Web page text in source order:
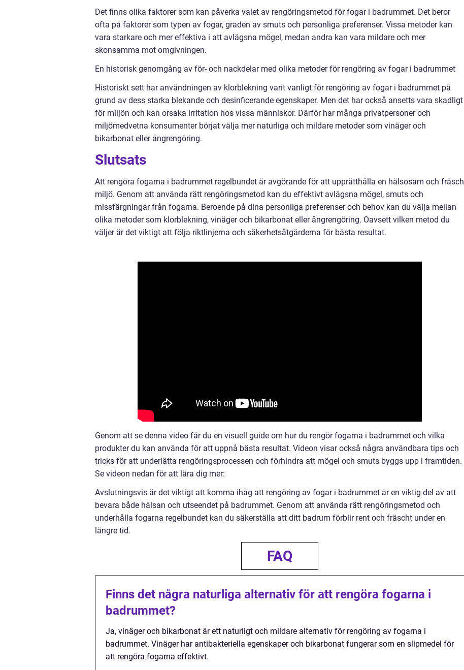
Det finns olika faktorer som kan påverka valet av rengöringsmetod för fogar i badrummet. Det beror
ofta på faktorer som typen av fogar, graden av smuts och personliga preferenser. Vissa metoder kan
vara starkare och mer effektiva i att avlägsna mögel, medan andra kan vara mildare och mer
skonsamma mot omgivningen.
En historisk genomgång av för- och nackdelar med olika metoder för rengöring av fogar i badrummet
Historiskt sett har användningen av klorblekning varit vanligt för rengöring av fogar i badrummet på
grund av dess starka blekande och desinficerande egenskaper. Men det har också ansetts vara skadligt
för miljön och kan orsaka irritation hos vissa människor. Därför har många privatpersoner och
miljömedvetna konsumenter börjat välja mer naturliga och mildare metoder som vinäger och
bikarbonat eller ångrengöring.
Slutsats
Att rengöra fogarna i badrummet regelbundet är avgörande för att upprätthålla en hälsosam och fräsch
miljö. Genom att använda rätt rengöringsmetod kan du effektivt avlägsna mögel, smuts och
missfärgningar från fogarna. Beroende på dina personliga preferenser och behov kan du välja mellan
olika metoder som klorblekning, vinäger och bikarbonat eller ångrengöring. Oavsett vilken metod du
väljer är det viktigt att följa riktlinjerna och säkerhetsåtgärderna för bästa resultat.
Genom att se denna video får du en visuell guide om hur du rengör fogarna i badrummet och vilka
produkter du kan använda för att uppnå bästa resultat. Videon visar också några användbara tips och
tricks för att underlätta rengöringsprocessen och förhindra att mögel och smuts byggs upp i framtiden.
Se videon nedan för att lära dig mer:
Avslutningsvis är det viktigt att komma ihåg att rengöring av fogar i badrummet är en viktig del av att
bevara både hälsan och utseendet på badrummet. Genom att använda rätt rengöringsmetod och
underhålla fogarna regelbundet kan du säkerställa att ditt badrum förblir rent och fräscht under en
längre tid.
FAQ
Finns det några naturliga alternativ för att rengöra fogarna i
badrummet?
Ja, vinäger och bikarbonat är ett naturligt och mildare alternativ för rengöring av fogarna i
badrummet. Vinäger har antibakteriella egenskaper och bikarbonat fungerar som en slipmedel för
att rengöra fogarna effektivt.